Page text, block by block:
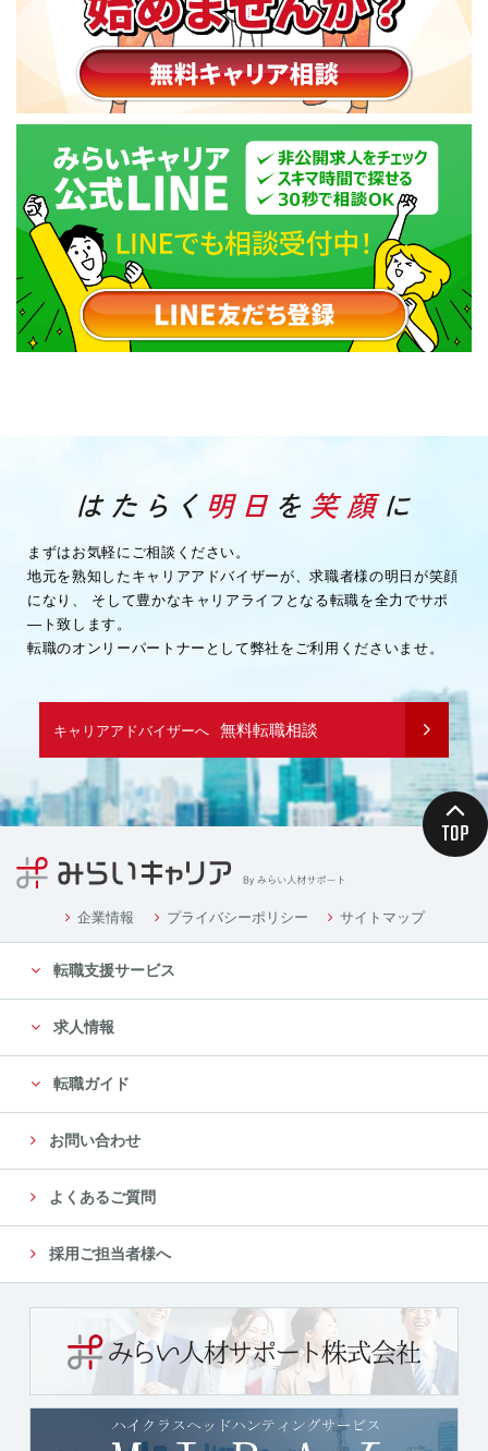
まずはお気軽にご相談ください。
地元を熟知したキャリアアドバイザーが、求職者様の明日が笑顔
になり、
そして豊かなキャリアライフとなる転職を全力でサポ
―ト致します。
転職のオンリーパートナーとして弊社をご利用くださいませ。
キャリアアドバイザーへ 無料転職相談
企業情報 プライバシーポリシー サイトマップ
転職支援サービス
求人情報
転職ガイド
お問い合わせ
よくあるご質問
採用ご担当者様へ